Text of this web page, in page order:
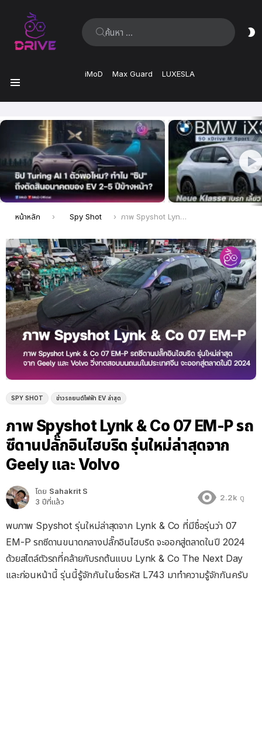
ค้นหา:
iMoD Max Guard LUXESLA
ล่าสุด
คุณอยู่ที่นี่:
หน้าหลัก Spy Shot ภาพ Spyshot Lynk & Co 07 EM-P รถซีดานปลั๊กอินไฮบริด รุ่นใหม่ล่าสุดจาก Geely และ Volvo
SPY SHOT ข่าวรถยนต์ไฟฟ้า EV ล่าสุด
ภาพ Spyshot Lynk & Co 07 EM-P รถ
ซีดานปลั๊กอินไฮบริด รุ่นใหม่ล่าสุดจาก
Geely และ Volvo
โดย Sahakrit S
3 ปีที่แล้ว
2.2k ดู
พบภาพ Spyshot รุ่นใหม่ล่าสุดจาก Lynk & Co ที่มีชื่อรุ่นว่า 07
EM-P รถซีดานขนาดกลางปลั๊กอินไฮบริด จะออกสู่ตลาดในปี 2024
ด้วยสไตล์ตัวรถที่คล้ายกับรถต้นแบบ Lynk & Co The Next Day
และก่อนหน้านี้ รุ่นนี้รู้จักกันในชื่อรหัส L743 มาทำความรู้จักกันครับ